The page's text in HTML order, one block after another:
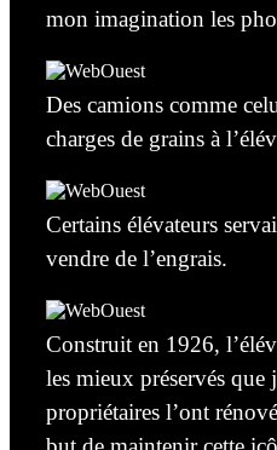
mon imagination les
Des camions comme
charges de grains à
Certains élévateurs
vendre de l’engrais.
Construit en 1926,
les mieux préservés que
propriétaires l’ont rénové